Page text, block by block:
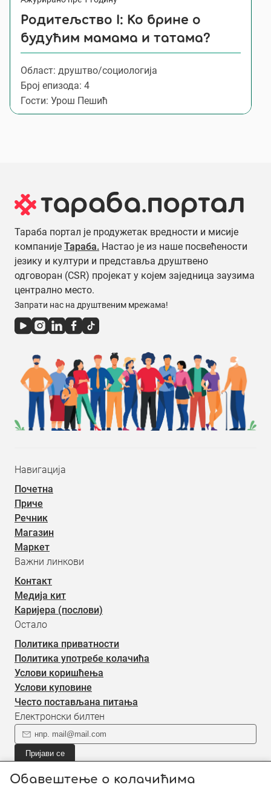
Родитељство I: Ко брине о
будућим мамама и татама?
Област: друштво/социологија
Број епизода: 4
Гости: Урош Пешић
Обавештење о колачићима
Тараба портал је продужетак вредности и мисије
компаније Тараба. Настао је из наше посвећености
језику и култури и представља друштвено
одговоран (CSR) пројекат у којем заједница заузима
централно место.
Запрати нас на друштвеним мрежама!
Навигација
Почетна
Приче
Речник
Магазин
Маркет
Важни линкови
Контакт
Медија кит
Каријера (послови)
Остало
Политика приватности
Политика употребе колачића
Услови коришћења
Услови куповине
Често постављана питања
Електронски билтен
Пријави се
информације о новом садржају.